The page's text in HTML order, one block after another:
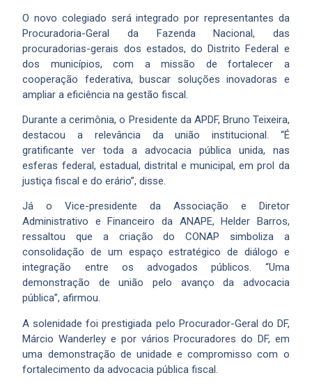
O novo colegiado será integrado por representantes da
Procuradoria-Geral da Fazenda Nacional, das
procuradorias-gerais dos estados, do Distrito Federal e
dos municípios, com a missão de fortalecer a
cooperação federativa, buscar soluções inovadoras e
ampliar a eficiência na gestão fiscal.
Durante a cerimônia, o Presidente da APDF, Bruno Teixeira,
destacou a relevância da união institucional. “É
gratificante ver toda a advocacia pública unida, nas
esferas federal, estadual, distrital e municipal, em prol da
justiça fiscal e do erário”, disse.
Já o Vice-presidente da Associação e Diretor
Administrativo e Financeiro da ANAPE, Helder Barros,
ressaltou que a criação do CONAP simboliza a
consolidação de um espaço estratégico de diálogo e
integração entre os advogados públicos. “Uma
demonstração de união pelo avanço da advocacia
pública”, afirmou.
A solenidade foi prestigiada pelo Procurador-Geral do DF,
Márcio Wanderley e por vários Procuradores do DF, em
uma demonstração de unidade e compromisso com o
fortalecimento da advocacia pública fiscal.